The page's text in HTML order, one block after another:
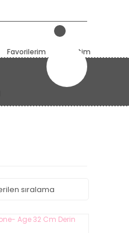
Favorilerim Sepetim